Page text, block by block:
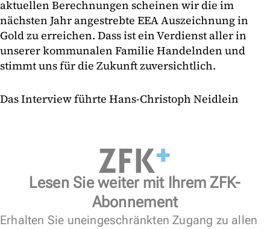
aktuellen Berechnungen scheinen wir die im
nächsten Jahr angestrebte EEA Auszeichnung in
Gold zu erreichen. Dass ist ein Verdienst aller in
unserer kommunalen Familie Handelnden und
stimmt uns für die Zukunft zuversichtlich.
Das Interview führte Hans-Christoph Neidlein
Lesen Sie weiter mit Ihrem ZFK-
Abonnement
Erhalten Sie uneingeschränkten Zugang zu allen